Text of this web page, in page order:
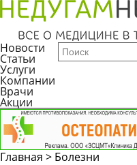
Новости
Статьи
Услуги
Компании
Врачи
Акции
Главная > Болезни